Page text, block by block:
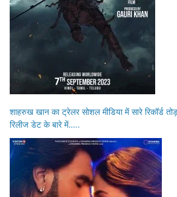
शाहरुख खान का ट्रेलर सोशल मीडिया में सारे रिकॉर्ड
रिलीज डेट के बारे में…..